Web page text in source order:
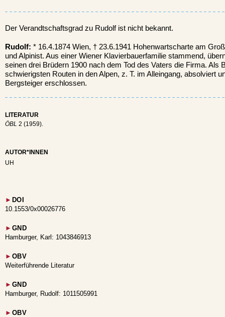
Der Verandtschaftsgrad zu Rudolf ist nicht bekannt.
Rudolf: * 16.4.1874 Wien, † 23.6.1941 Hohenwartscharte am
und Alpinist. Aus einer Wiener Klavierbauerfamilie stammend,
seinen drei Brüdern 1900 nach dem Tod des Vaters die Firma. Als
schwierigsten Routen in den Alpen, z. T. im Alleingang, absolviert
Bergsteiger erschlossen.
LITERATUR
ÖBL 2 (1959).
AUTOR*INNEN
UH
► DOI
10.1553/0x00026776
► GND
Hamburger, Karl: 1043846913
► OBV
Weiterführende Literatur
► GND
Hamburger, Rudolf: 1011505991
► OBV